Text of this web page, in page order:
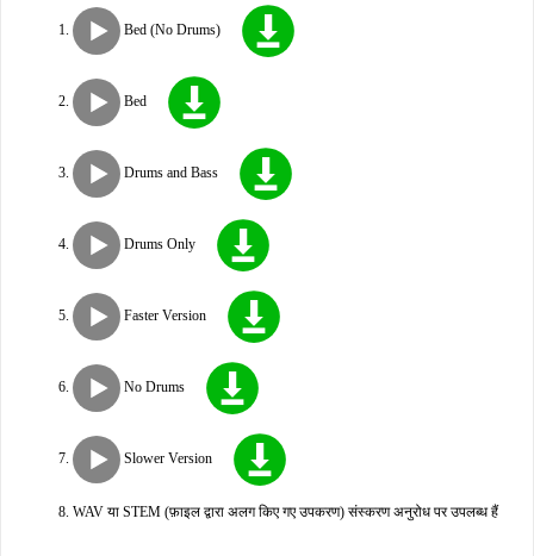
Bed (No Drums)
Bed
Drums and Bass
Drums Only
Faster Version
No Drums
Slower Version
WAV या STEM (फ़ाइल द्वारा अलग किए गए उपकरण) संस्करण अनुरोध पर उपलब्ध हैं